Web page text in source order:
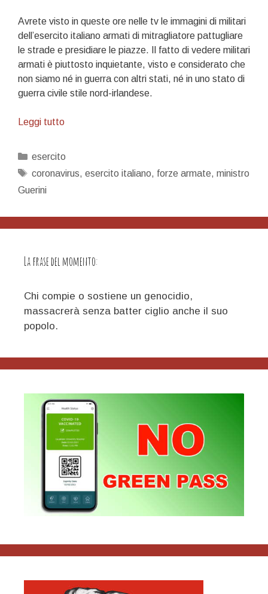
Avrete visto in queste ore nelle tv le immagini di militari
dell’esercito italiano armati di mitragliatore pattugliare
le strade e presidiare le piazze. Il fatto di vedere militari
armati è piuttosto inquietante, visto e considerato che
non siamo né in guerra con altri stati, né in uno stato di
guerra civile stile nord-irlandese.
Leggi tuttoSulla
nell’emergenza
Categorie
esercito
Tag
coronavirus, esercito italiano, forze armate, ministro
Guerini
La frase del momento:
Chi compie o sostiene un genocidio,
massacrerà senza batter ciglio anche il suo
popolo.